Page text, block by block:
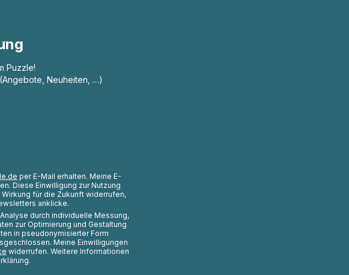
Puzzle!
Neuheiten, …)
per E-Mail erhalten. Meine E-
Diese Einwilligung zur Nutzung
für die Zukunft widerrufen,
anklicke.
durch individuelle Messung,
zur Optimierung und Gestaltung
in pseudonymisierter Form
Meine Einwilligungen
widerrufen. Weitere Informationen